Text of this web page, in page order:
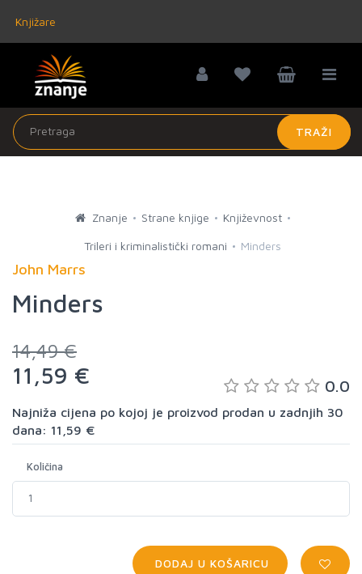
Knjižare
TRAŽI
Znanje Strane knjige Književnost
Trileri i kriminalistički romani Minders
John Marrs
Minders
14,49 €
11,59 € 0.0
Najniža cijena po kojoj je proizvod prodan u zadnjih 30
dana: 11,59 €
Količina
DODAJ U KOŠARICU